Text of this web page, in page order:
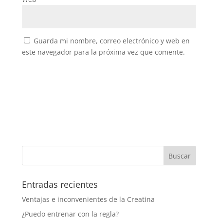
Guarda mi nombre, correo electrónico y web en
este navegador para la próxima vez que comente.
Entradas recientes
Ventajas e inconvenientes de la Creatina
¿Puedo entrenar con la regla?